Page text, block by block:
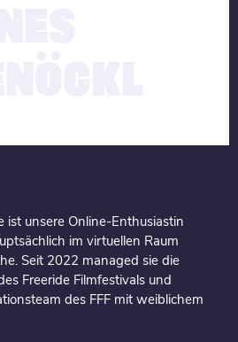
ist unsere Online-Enthusiastin
im virtuellen Raum
Seit 2022 managed sie die
Freeride Filmfestivals und
des FFF mit weiblichem